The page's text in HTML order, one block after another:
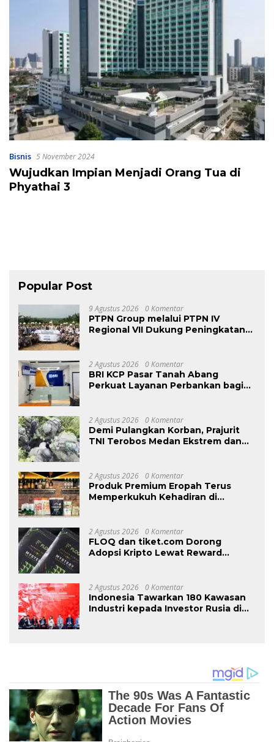
Bisnis 5 November 2024
Wujudkan Impian Menjadi Orang Tua di
Phyathai 3
Popular Post
9 Agustus 2026 0 Komentar
PTPN Group melalui PTPN IV
Regional VII Dukung Peningkatan
Way Kanan
2 Agustus 2026 0 Komentar
BRI KCP Pasar Tanah Abang
Perkuat Layanan Perbankan bagi
2 Agustus 2026 0 Komentar
Demi Pulangkan Korban, Prajurit
TNI Terobos Medan Ekstrem dan
2 Agustus 2026 0 Komentar
Produk Premium Eropah Terus
Memperkukuh Kehadiran di
2 Agustus 2026 0 Komentar
FLOQ dan tiket.com Dorong
Adopsi Kripto Lewat Reward
2 Agustus 2026 0 Komentar
Indonesia Tawarkan 180 Kawasan
Industri kepada Investor Rusia di